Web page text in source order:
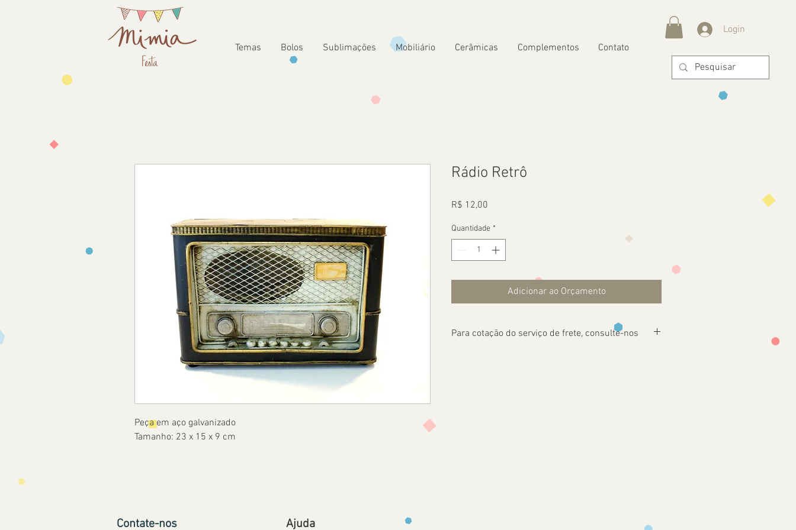
Temas Bolos Sublimações Mobiliário Cerâmicas Complementos Contato
Login
Peça em aço galvanizado
Tamanho: 23 x 15 x 9 cm
Rádio Retrô
R$ 12,00
Quantidade *
Adicionar ao Orçamento
Para cotação do serviço de frete, consulte-nos
Contate-nos Ajuda